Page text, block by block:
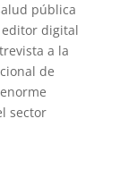
pública
editor digital
a la
de
sector